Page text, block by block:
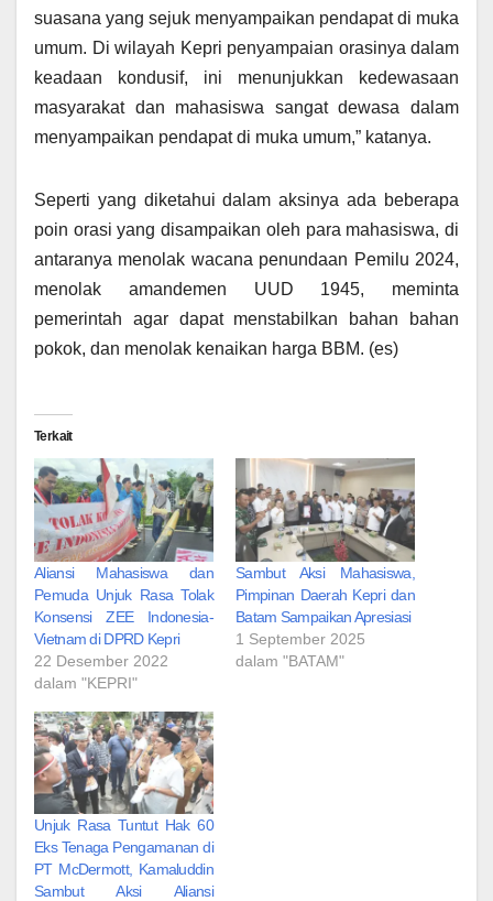
suasana yang sejuk menyampaikan pendapat di muka
umum. Di wilayah Kepri penyampaian orasinya dalam
keadaan kondusif, ini menunjukkan kedewasaan
masyarakat dan mahasiswa sangat dewasa dalam
menyampaikan pendapat di muka umum,” katanya.
Seperti yang diketahui dalam aksinya ada beberapa
poin orasi yang disampaikan oleh para mahasiswa, di
antaranya menolak wacana penundaan Pemilu 2024,
menolak amandemen UUD 1945, meminta
pemerintah agar dapat menstabilkan bahan bahan
pokok, dan menolak kenaikan harga BBM. (es)
Terkait
Aliansi Mahasiswa dan
Pemuda Unjuk Rasa Tolak
Konsensi ZEE Indonesia-
Vietnam di DPRD Kepri
22 Desember 2022
dalam "KEPRI"
Sambut Aksi Mahasiswa,
Pimpinan Daerah Kepri dan
Batam Sampaikan Apresiasi
1 September 2025
dalam "BATAM"
Unjuk Rasa Tuntut Hak 60
Eks Tenaga Pengamanan di
PT McDermott, Kamaluddin
Sambut Aksi Aliansi